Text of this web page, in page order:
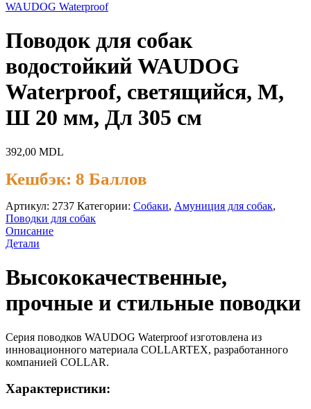
WAUDOG Waterproof
Поводок для собак
водостойкий WAUDOG
Waterproof, светящийся, M,
Ш 20 мм, Дл 305 см
392,00 MDL
Кешбэк: 8 Баллов
Артикул: 2737 Категории: Cобаки, Амуниция для собак,
Поводки для собак
Описание
Детали
Высококачественные,
прочные и стильные поводки
Серия поводков WAUDOG Waterproof изготовлена из
инновационного материала COLLARTEX, разработанного
компанией COLLAR.
Характеристики: